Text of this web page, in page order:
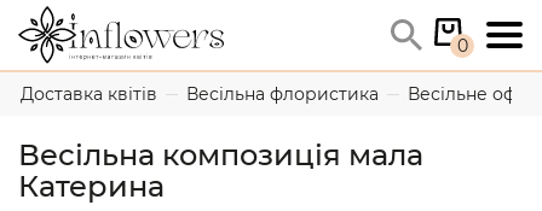
0
Доставка квітів Весільна флористика Весільне
Весільна композиція мала
Катерина